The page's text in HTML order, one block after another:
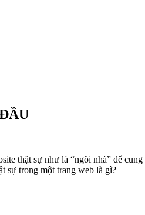
thật sự như là “ngôi nhà” để
sự trong một trang web là gì?